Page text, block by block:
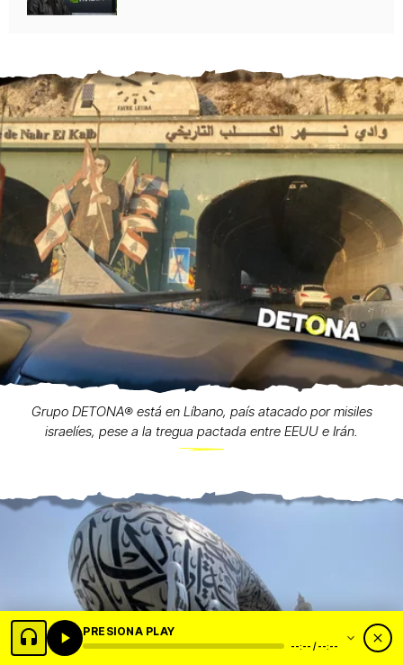
Grupo DETONA®️ está en Líbano, país atacado por misiles
israelíes, pese a la tregua pactada entre EEUU e Irán.
PRESIONA PLAY
--:-- / --:--